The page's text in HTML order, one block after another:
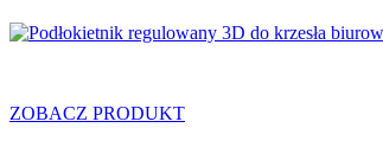
ZOBACZ PRODUKT